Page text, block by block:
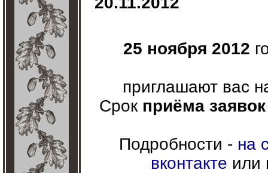
25 ноября 2012
приглашают вас
Срок приёма заявок
Подробности - на
вконтакте или